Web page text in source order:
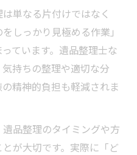
単なる片付けではなく
しっかり見極める作業」
ています。遺品整理士な
持ちの整理や適切な分
精神的負担も軽減されま
品整理のタイミングや方
が大切です。実際に「ど